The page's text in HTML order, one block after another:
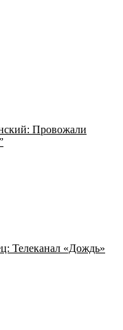
Провожали
Телеканал «Дождь»